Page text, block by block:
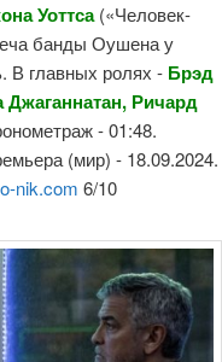
Уоттса(«Человек-
банды Оушена у
В главных ролях - Брэд
Ричард
- 01:48.
(мир) - 18.09.2024.
nik.com 6/10